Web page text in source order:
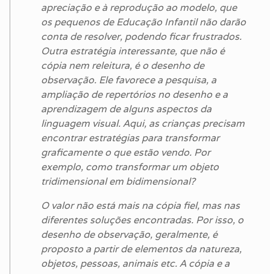
apreciação e à reprodução ao modelo, que
os pequenos de Educação Infantil não darão
conta de resolver, podendo ficar frustrados.
Outra estratégia interessante, que não é
cópia nem releitura, é o desenho de
observação. Ele favorece a pesquisa, a
ampliação de repertórios no desenho e a
aprendizagem de alguns aspectos da
linguagem visual. Aqui, as crianças precisam
encontrar estratégias para transformar
graficamente o que estão vendo. Por
exemplo, como transformar um objeto
tridimensional em bidimensional?
O valor não está mais na cópia fiel, mas nas
diferentes soluções encontradas. Por isso, o
desenho de observação, geralmente, é
proposto a partir de elementos da natureza,
objetos, pessoas, animais etc. A cópia e a